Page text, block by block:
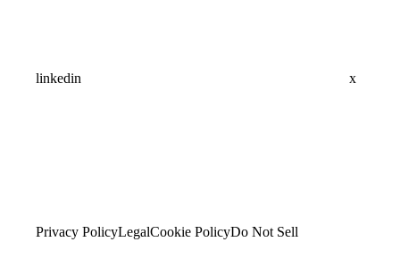
linkedin x
Privacy PolicyLegalCookie PolicyDo Not Sell